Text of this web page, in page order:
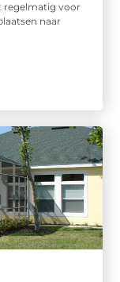
regelmatig voor
naar